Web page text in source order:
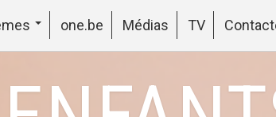
one.be Médias TV